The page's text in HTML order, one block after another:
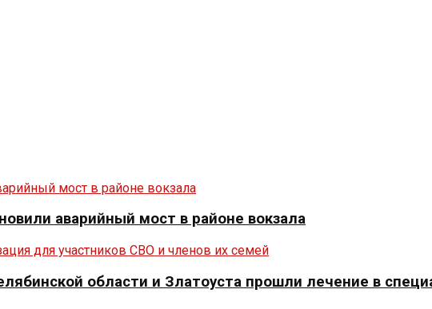
аварийный мост в районе вокзала
области и Златоуста прошли лечение в